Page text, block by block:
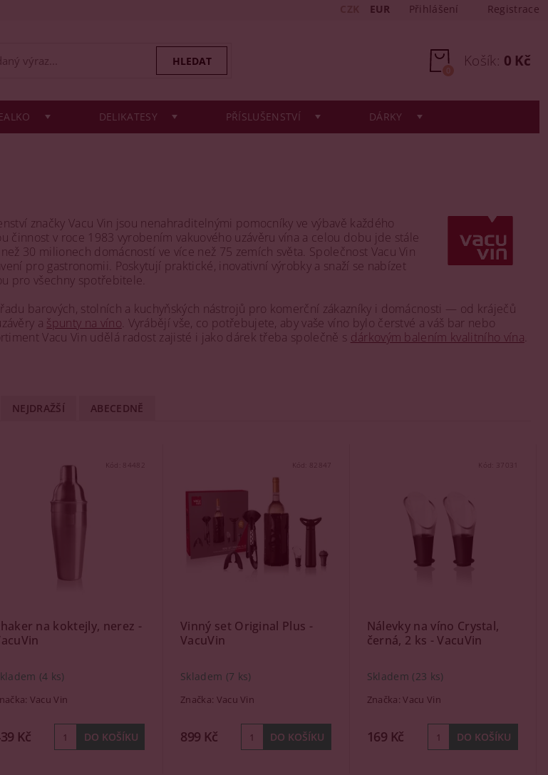
EUR Přihlášení Registrace
Košík: 0 Kč
0
DELIKATESY PŘÍSLUŠENSTVÍ DÁRKY
značky Vacu Vin jsou nenahraditelnými pomocníky ve výbavě každého
činnost v roce 1983 vyrobením vakuového uzávěru vína a celou dobu jde stále
30 milionech domácností ve více než 75 zemích světa. Společnost Vacu Vin
pro gastronomii. Poskytují praktické, inovativní výrobky a snaží se nabízet
pro všechny spotřebitele.
barových, stolních a kuchyňských nástrojů pro komerční zákazníky i domácnosti — od kráječů
a špunty na víno . Vyrábějí vše, co potřebujete, aby vaše víno bylo čerstvé a váš bar nebo
Vacu Vin udělá radost zajisté i jako dárek třeba společně s dárkovým balením kvalitního vína
NEJDRAŽŠÍ ABECEDNĚ
Kód: 84482
na koktejly, nerez -
(4 ks)
Vacu Vin
Kč
Kód: 82847
Vinný set Original Plus -
VacuVin
Skladem (7 ks)
Značka: Vacu Vin
899 Kč
Kód: 37031
Nálevky na víno Crystal,
černá, 2 ks - VacuVin
Skladem (23 ks)
Značka:Vacu Vin
169 Kč